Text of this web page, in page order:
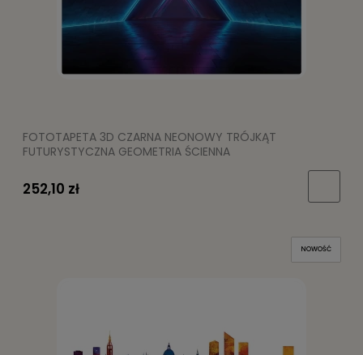
FOTOTAPETA 3D CZARNA NEONOWY TRÓJKĄT
FUTURYSTYCZNA GEOMETRIA ŚCIENNA
252,10 zł
NOWOŚĆ